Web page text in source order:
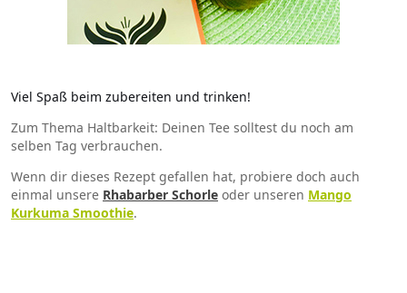
Viel Spaß beim zubereiten und trinken!
Zum Thema Haltbarkeit: Deinen Tee solltest du noch am
selben Tag verbrauchen.
Wenn dir dieses Rezept gefallen hat, probiere doch auch
einmal unsere Rhabarber Schorle oder unseren Mango
Kurkuma Smoothie.